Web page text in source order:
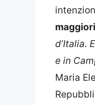
d’Italia.
e in
Maria